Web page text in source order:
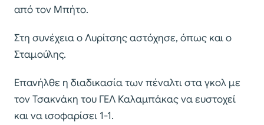
από τον Μπήτο.
Στη συνέχεια ο Λυρίτσης αστόχησε, όπως και ο
Σταμούλης.
Επανήλθε η διαδικασία των πέναλτι στα γκολ με
τον Τσακνάκη του ΓΕΛ Καλαμπάκας να ευστοχεί
και να ισοφαρίσει 1-1.